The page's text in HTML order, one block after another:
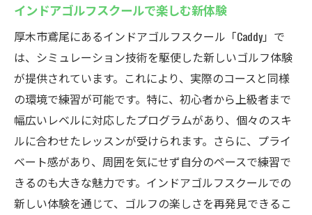
天候に左右されない練習環境
ゴルフスキルを伸ばす具体的方法
忙しい社会人にぴったりの理由
利便性と快適さを兼ね備えた施設
Caddyでゴルフスキルを向上させよう
インドアゴルフスクールで技術向上
効率的な練習でスキルアップ
シミュレーション練習の効果とは
Caddyが提供する独自のメソッド
インドアゴルフスクールで楽しむ新体験
厚木市鳶尾にあるインドアゴルフスクール「Caddy」で
は、シミュレーション技術を駆使した新しいゴルフ体験
が提供されています。これにより、実際のコースと同様
の環境で練習が可能です。特に、初心者から上級者まで
幅広いレベルに対応したプログラムがあり、個々のスキ
ルに合わせたレッスンが受けられます。さらに、プライ
ベート感があり、周囲を気にせず自分のペースで練習で
きるのも大きな魅力です。インドアゴルフスクールでの
新しい体験を通じて、ゴルフの楽しさを再発見できるこ